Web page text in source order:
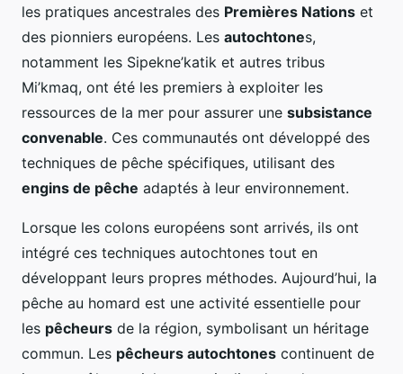
les pratiques ancestrales des Premières Nations et
des pionniers européens. Les autochtones,
notamment les Sipekne’katik et autres tribus
Mi’kmaq, ont été les premiers à exploiter les
ressources de la mer pour assurer une subsistance
convenable. Ces communautés ont développé des
techniques de pêche spécifiques, utilisant des
engins de pêche adaptés à leur environnement.
Lorsque les colons européens sont arrivés, ils ont
intégré ces techniques autochtones tout en
développant leurs propres méthodes. Aujourd’hui, la
pêche au homard est une activité essentielle pour
les pêcheurs de la région, symbolisant un héritage
commun. Les pêcheurs autochtones continuent de